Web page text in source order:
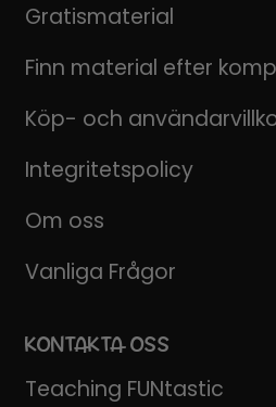
Gratismaterial
Finn material efter
Köp- och
Integritetspolicy
Om oss
Vanliga Frågor
KONTAKTA OSS
Teaching FUNtastic